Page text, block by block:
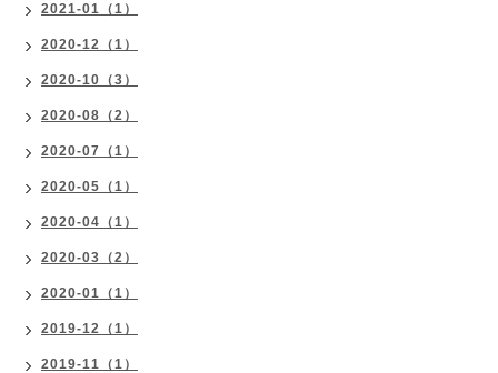
2021-01（1）
2020-12（1）
2020-10（3）
2020-08（2）
2020-07（1）
2020-05（1）
2020-04（1）
2020-03（2）
2020-01（1）
2019-12（1）
2019-11（1）